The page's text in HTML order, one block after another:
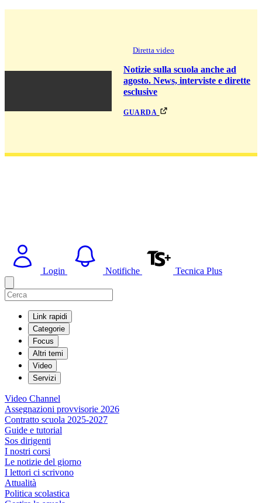
Diretta video
Notizie sulla scuola anche ad
agosto. News, interviste e dirette
esclusive
guarda
Login Notifiche Tecnica Plus
Link rapidi
Categorie
Focus
Altri temi
Video
Servizi
Video Channel
Assegnazioni provvisorie 2026
Contratto scuola 2025-2027
Guide e tutorial
Sos dirigenti
I nostri corsi
Le notizie del giorno
I lettori ci scrivono
Attualità
Politica scolastica